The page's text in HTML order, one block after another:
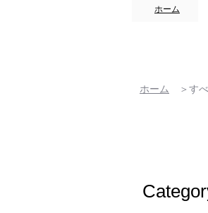
ホーム
ホーム ＞すべ